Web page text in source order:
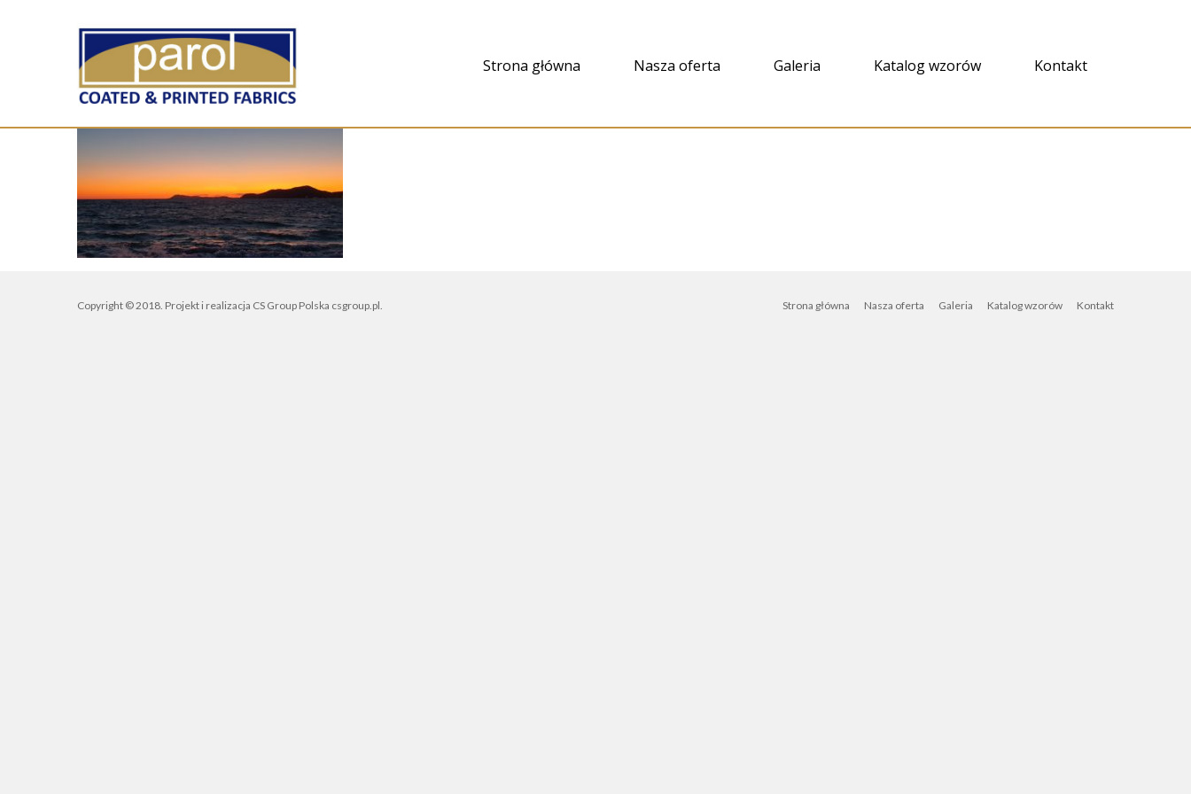
Strona główna Nasza oferta Galeria Katalog wzorów Kontakt
Copyright © 2018. Projekt i realizacja CS Group Polska csgroup.pl. Strona główna Nasza oferta Galeria Katalog wzorów Kontakt